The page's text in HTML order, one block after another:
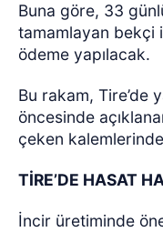
Buna göre, 33
tamamlayan bekçi
ödeme yapılacak.
Bu rakam, Tire’de
öncesinde
çeken
TİRE’DE HASAT
İncir üretiminde